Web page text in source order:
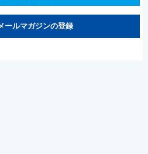
ールマガジンの登録